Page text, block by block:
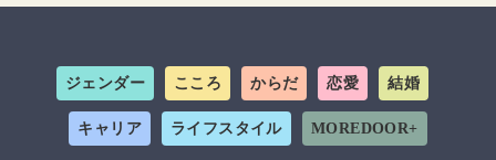
ジェンダー こころ からだ 恋愛 結婚
キャリア ライフスタイル MOREDOOR+